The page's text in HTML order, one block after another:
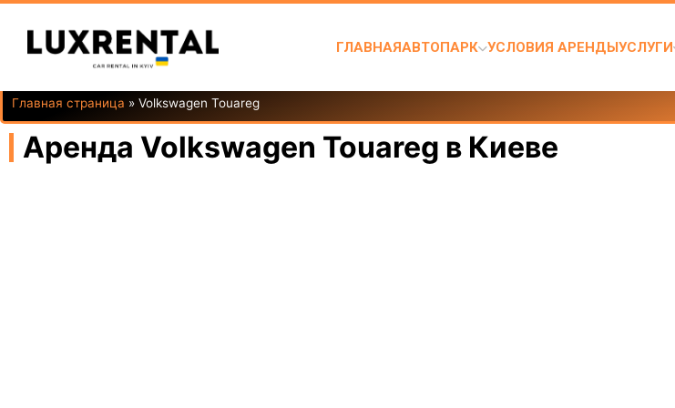
ГЛАВНАЯАВТОПАРК УСЛОВИЯ АРЕНДЫУСЛУГИ
Главная страница » Volkswagen Touareg
Аренда Volkswagen Touareg в Киеве